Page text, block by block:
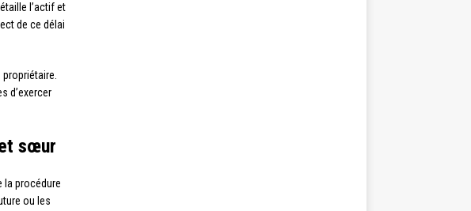
l’actif et
de ce délai
d’exercer
sœur
la procédure
ou les